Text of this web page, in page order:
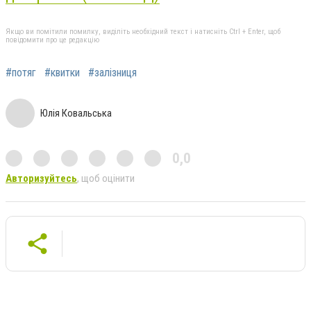
Якщо ви помітили помилку, виділіть необхідний текст і натисніть Ctrl + Enter, щоб
повідомити про це редакцію
#потяг #квитки #залізниця
Юлія Ковальська
0,0
Авторизуйтесь, щоб оцінити